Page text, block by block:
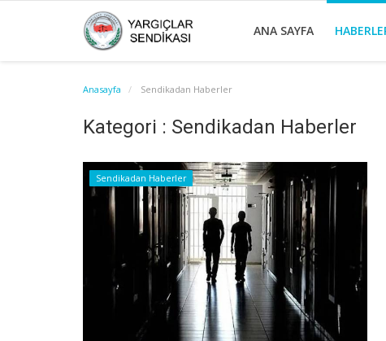
ANA SAYFA
Anasayfa Sendikadan Haberler
Kategori : Sendikadan Haberler
Sendikadan Haberler